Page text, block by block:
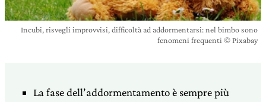
Incubi, risvegli improvvisi, difficoltà ad addormentarsi: nel bimbo sono
fenomeni frequenti © Pixabay
La fase dell’addormentamento è sempre più